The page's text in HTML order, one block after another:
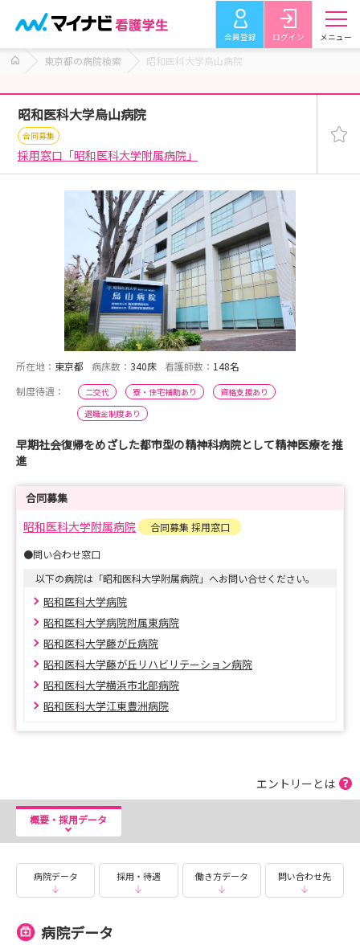
会員登録 ログイン メニュー
東京都の病院検索 昭和医科大学烏山病院
昭和医科大学烏山病院
合同募集
採用窓口「昭和医科大学附属病院」
所在地： 東京都 病床数： 340床 看護師数： 148名
制度待遇：
二交代 寮・住宅補助あり
資格支援あり
退職金制度あり
早期社会復帰をめざした都市型の精神科病院として精神医療を推
進
合同募集
昭和医科大学附属病院
合同募集 採用窓口
●問い合わせ窓口
以下の病院は「昭和医科大学附属病院」へお問い合せください。
昭和医科大学病院
昭和医科大学病院附属東病院
昭和医科大学藤が丘病院
昭和医科大学藤が丘リハビリテーション病院
昭和医科大学横浜市北部病院
昭和医科大学江東豊洲病院
エントリーとは
概要・採用データ
病院データ 採用・待遇 働き方データ 問い合わせ先
病院データ